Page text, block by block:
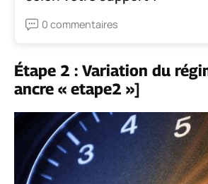
0 commentaires
Étape 2 : Variation du
ancre « etape2 »]